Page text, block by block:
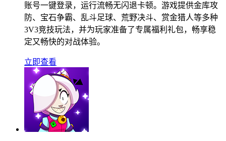
账号一键登录，运行流畅无闪退卡顿。游戏提供金库攻
防、宝石争霸、乱斗足球、荒野决斗、赏金猎人等多种
3V3竞技玩法，并为玩家准备了专属福利礼包，畅享稳
定又畅快的对战体验。
立即查看